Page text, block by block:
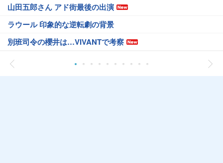
山田五郎さん アド街最後の出演
ラウール 印象的な逆転劇の背景
別班司令の櫻井は…VIVANTで考察